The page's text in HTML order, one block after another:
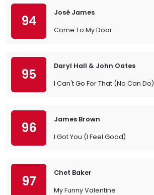
94
José James
Come To My Door
95
Daryl Hall & John Oates
I Can't Go For That (No Can Do)
96
James Brown
I Got You (I Feel Good)
97
Chet Baker
My Funny Valentine